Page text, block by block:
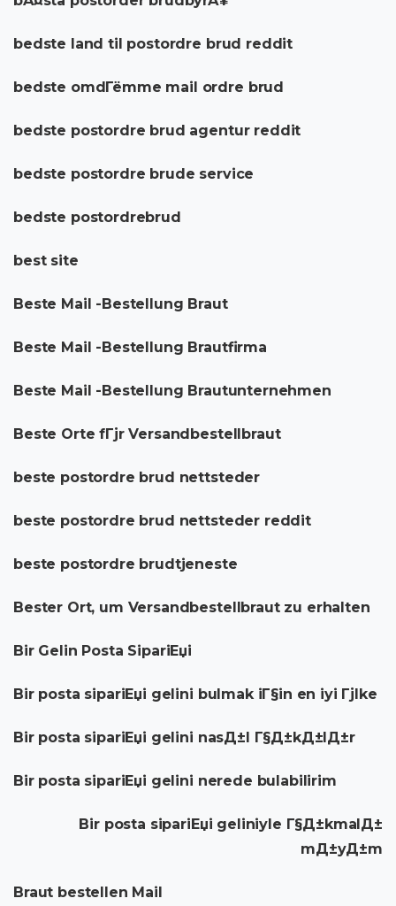
bedste land til postordre brud reddit
bedste omdГёmme mail ordre brud
bedste postordre brud agentur reddit
bedste postordre brude service
bedste postordrebrud
best site
Beste Mail -Bestellung Braut
Beste Mail -Bestellung Brautfirma
Beste Mail -Bestellung Brautunternehmen
Beste Orte fГјr Versandbestellbraut
beste postordre brud nettsteder
beste postordre brud nettsteder reddit
beste postordre brudtjeneste
Bester Ort, um Versandbestellbraut zu erhalten
Bir Gelin Posta SipariЕџi
Bir posta sipariЕџi gelini bulmak iГ§in en iyi Гјlke
Bir posta sipariЕџi gelini nasД±l Г§Д±kД±lД±r
Bir posta sipariЕџi gelini nerede bulabilirim
Bir posta sipariЕџi geliniyle Г§Д±kmalД±
mД±yД±m
Braut bestellen Mail